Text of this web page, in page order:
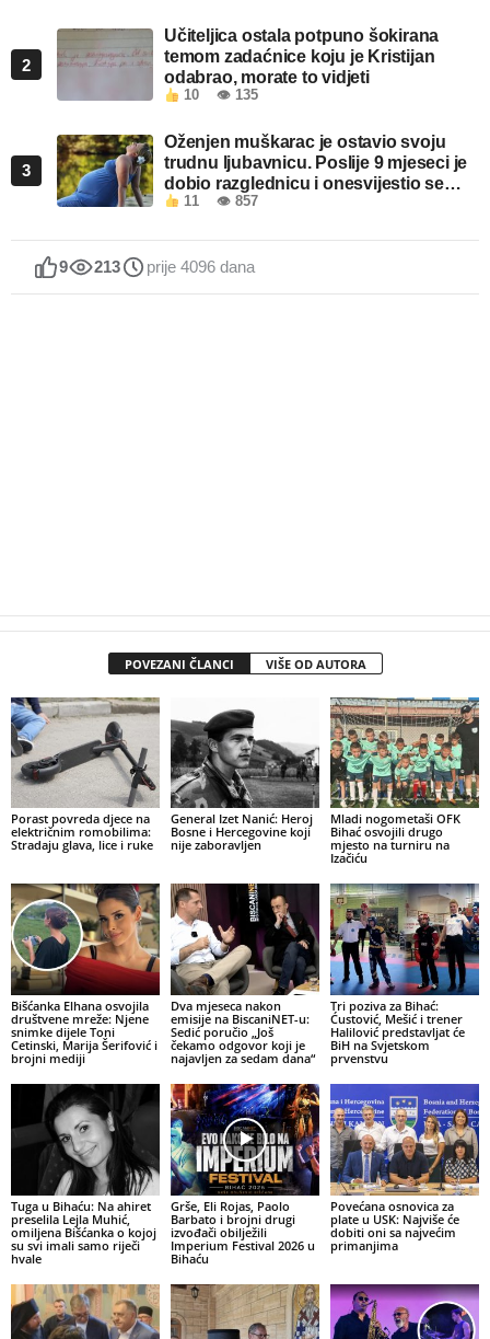
2
Učiteljica ostala potpuno šokirana
temom zadaćnice koju je Kristijan
odabrao, morate to vidjeti
10 👁 135
3
Oženjen muškarac je ostavio svoju
trudnu ljubavnicu. Poslije 9 mjeseci je
dobio razglednicu i onesvijestio se
kada je pročitao šta piše!
11 👁 857
9 213 prije 4096 dana
POVEZANI ČLANCI VIŠE OD AUTORA
Porast povreda djece na
električnim romobilima:
Stradaju glava, lice i ruke
General Izet Nanić: Heroj
Bosne i Hercegovine koji
nije zaboravljen
Mladi nogometaši OFK
Bihać osvojili drugo
mjesto na turniru na
Izačiću
Bišćanka Elhana osvojila
društvene mreže: Njene
snimke dijele Toni
Cetinski, Marija Šerifović i
brojni mediji
Dva mjeseca nakon
emisije na BiscaniNET-u:
Sedić poručio „Još
čekamo odgovor koji je
najavljen za sedam dana“
Tri poziva za Bihać:
Ćustović, Mešić i trener
Halilović predstavljat će
BiH na Svjetskom
prvenstvu
Tuga u Bihaću: Na ahiret
preselila Lejla Muhić,
omiljena Bišćanka o kojoj
su svi imali samo riječi
hvale
Grše, Eli Rojas, Paolo
Barbato i brojni drugi
izvođači obilježili
Imperium Festival 2026 u
Bihaću
Povećana osnovica za
plate u USK: Najviše će
dobiti oni sa najvećim
primanjima